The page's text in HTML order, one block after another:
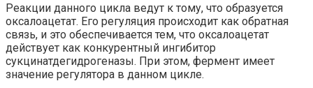
Реакции данного цикла ведут к тому, что образуется
оксалоацетат. Его регуляция происходит как обратная
связь, и это обеспечивается тем, что оксалоацетат
действует как конкурентный ингибитор
сукцинатдегидрогеназы. При этом, фермент имеет
значение регулятора в данном цикле.